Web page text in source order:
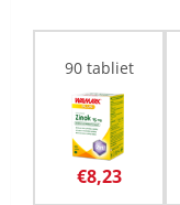
90 tabliet
€8,23